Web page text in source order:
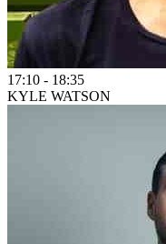
17:10 - 18:35
KYLE WATSON